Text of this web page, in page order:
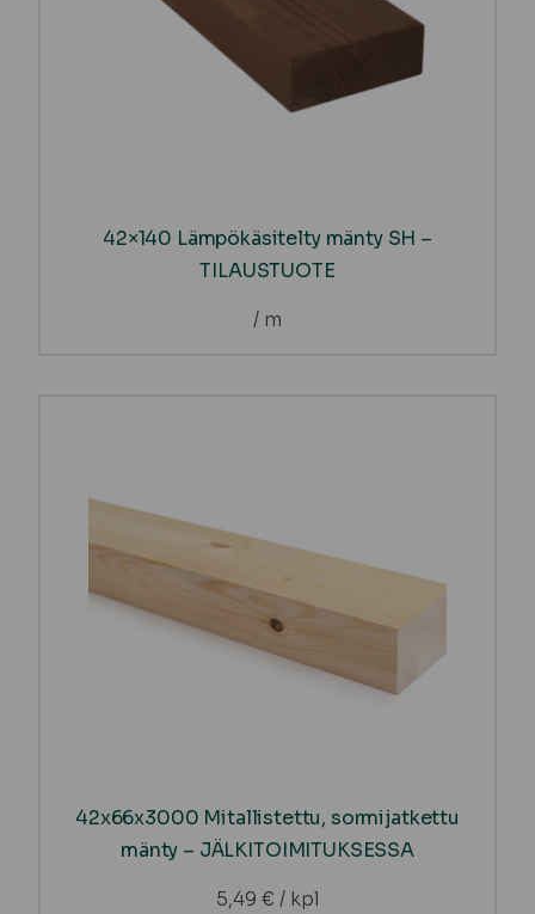
42×140 Lämpökäsitelty mänty SH –
TILAUSTUOTE
/ m
42x66x3000 Mitallistettu, sormijatkettu
mänty – JÄLKITOIMITUKSESSA
5,49 € / kpl